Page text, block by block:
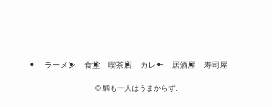
ラーメン 食堂 喫茶店 カレー 居酒屋 寿司屋
©鯛も一人はうまからず.